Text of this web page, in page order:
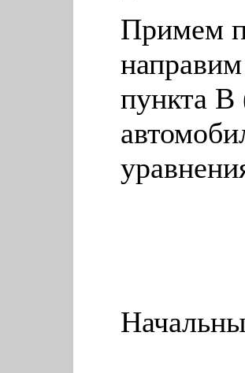
Примем
пункта